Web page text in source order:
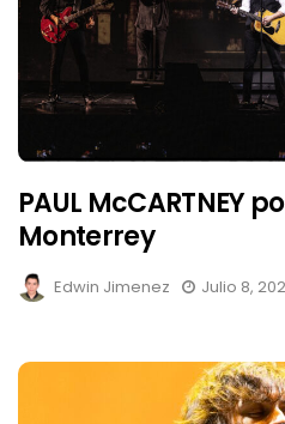
PAUL McCARTNEY
Monterrey
Edwin Jimenez Julio 8,